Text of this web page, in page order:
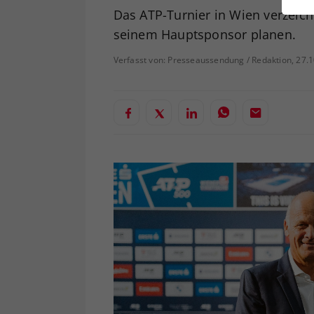
Das ATP-Turnier in Wien
seinem Hauptsponsor planen.
Verfasst von: Presseaussendung / Redaktion,